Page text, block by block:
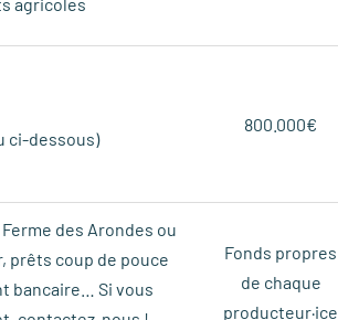
ci-dessous)
800.000€
des Arondes ou
prêts coup de pouce
bancaire… Si vous
Fonds propres
de chaque
producteur·ice